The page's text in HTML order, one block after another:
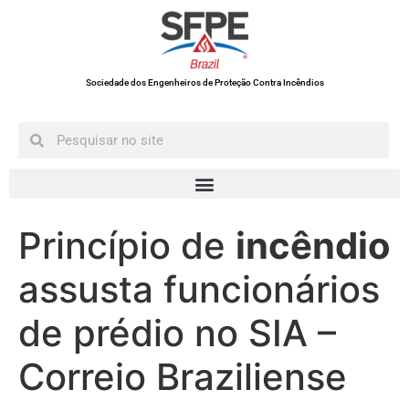
Sociedade dos Engenheiros de Proteção Contra Incêndios
Princípio de incêndio
assusta funcionários
de prédio no SIA –
Correio Braziliense